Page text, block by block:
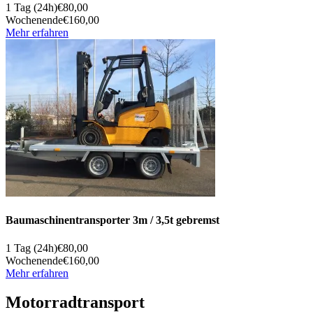
1 Tag (24h)€80,00
Wochenende€160,00
Mehr erfahren
Bau­ma­schinen­trans­por­ter 3m / 3,5t ge­bremst
1 Tag (24h)€80,00
Wochenende€160,00
Mehr erfahren
Motorrad­transport